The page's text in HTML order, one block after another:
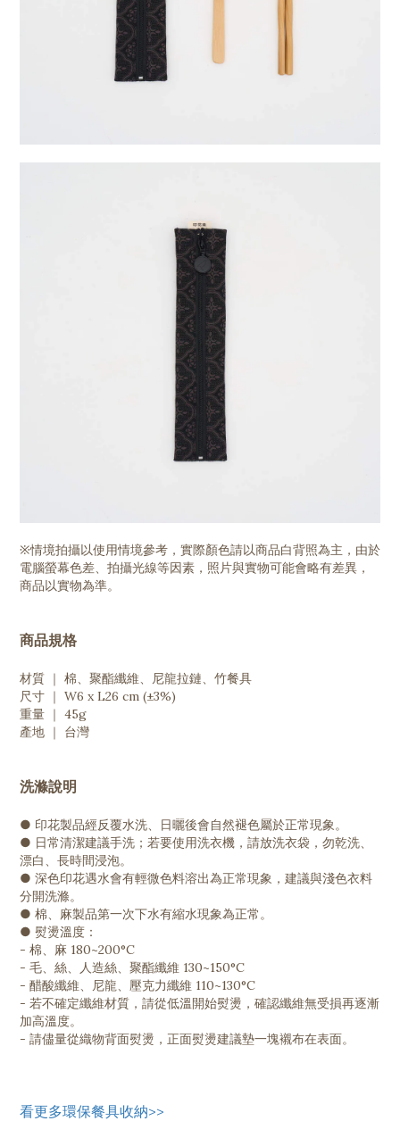
※情境拍攝以使用情境參考，實際顏色請以商品白背照為主，由於
電腦螢幕色差、拍攝光線等因素，照片與實物可能會略有差異，
商品以實物為準。
商品規格
材質 ｜ 棉、聚酯纖維、尼龍拉鏈、竹餐具
尺寸 ｜ W6 x L26 cm (±3%)
重量 ｜ 45g
產地 ｜ 台灣
洗滌說明
● 印花製品經反覆水洗、日曬後會自然褪色屬於正常現象。
● 日常清潔建議手洗；若要使用洗衣機，請放洗衣袋，勿乾洗、
漂白、長時間浸泡。
● 深色印花遇水會有輕微色料溶出為正常現象，建議與淺色衣料
分開洗滌。
● 棉、麻製品第一次下水有縮水現象為正常。
● 熨燙溫度：
- 棉、麻 180~200°C
- 毛、絲、人造絲、聚酯纖維 130~150°C
- 醋酸纖維、尼龍、壓克力纖維 110~130°C
- 若不確定纖維材質，請從低溫開始熨燙，確認纖維無受損再逐漸
加高溫度。
- 請儘量從織物背面熨燙，正面熨燙建議墊一塊襯布在表面。
看更多環保餐具收納>>